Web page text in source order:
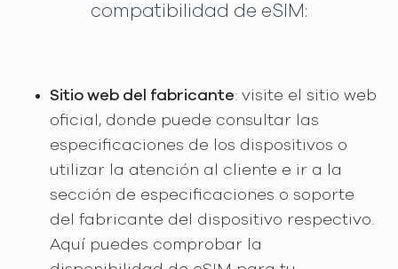
compatibilidad de eSIM:
Sitio web del fabricante: visite el sitio web
oficial, donde puede consultar las
especificaciones de los dispositivos o
utilizar la atención al cliente e ir a la
sección de especificaciones o soporte
del fabricante del dispositivo respectivo.
Aquí puedes comprobar la